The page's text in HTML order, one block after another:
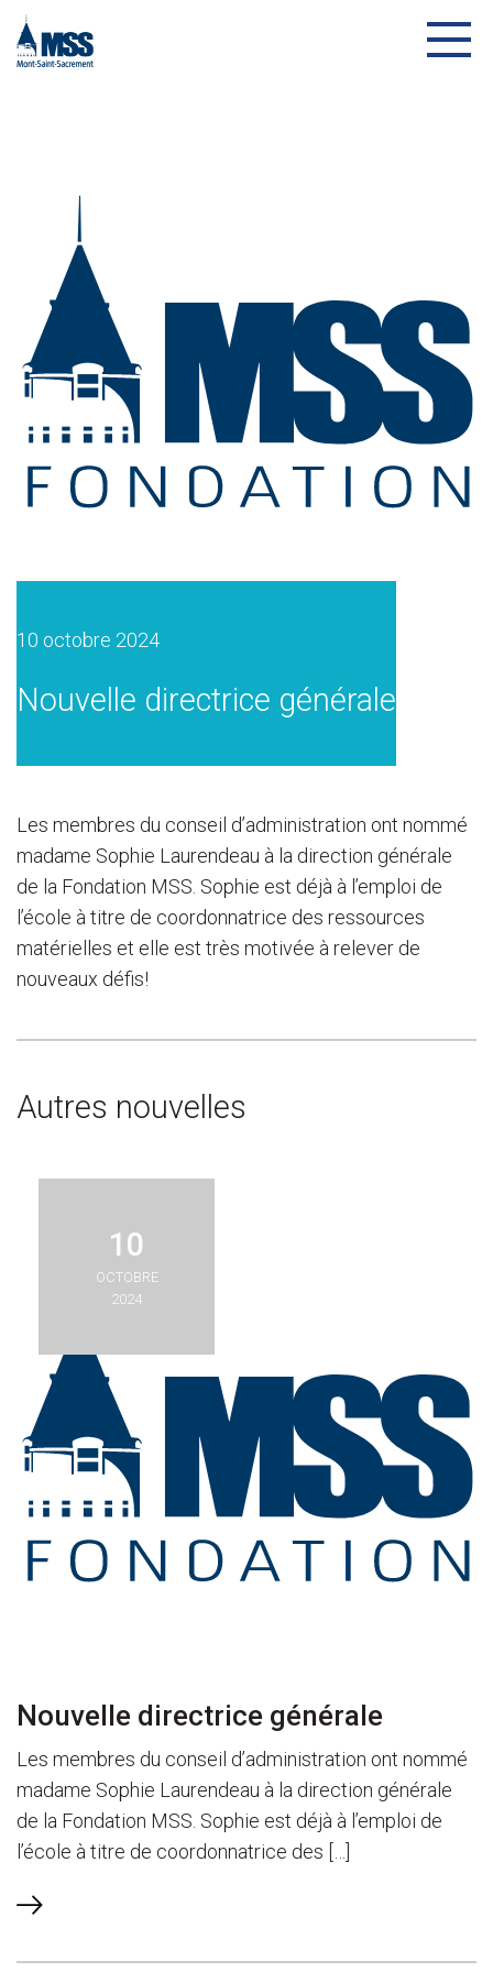
10 octobre 2024
Nouvelle directrice générale
Les membres du conseil d’administration ont nommé
madame Sophie Laurendeau à la direction générale
de la Fondation MSS. Sophie est déjà à l’emploi de
l’école à titre de coordonnatrice des ressources
matérielles et elle est très motivée à relever de
nouveaux défis!
Autres nouvelles
10
OCTOBRE
2024
Nouvelle directrice générale
Les membres du conseil d’administration ont nommé
madame Sophie Laurendeau à la direction générale
de la Fondation MSS. Sophie est déjà à l’emploi de
l’école à titre de coordonnatrice des […]